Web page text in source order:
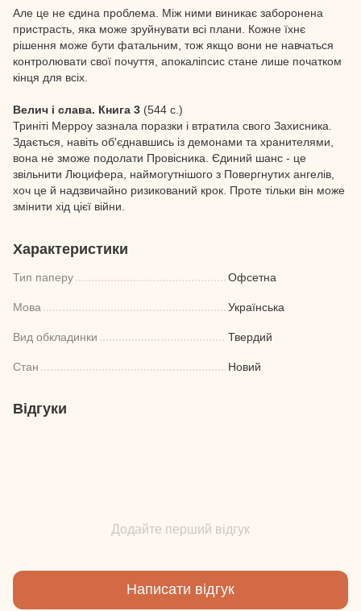
Але це не єдина проблема. Між ними виникає заборонена
пристрасть, яка може зруйнувати всі плани. Кожне їхнє
рішення може бути фатальним, тож якщо вони не навчаться
контролювати свої почуття, апокаліпсис стане лише початком
кінця для всіх.
Велич і слава. Книга 3 (544 с.)
Триніті Мерроу зазнала поразки і втратила свого Захисника.
Здається, навіть об'єднавшись із демонами та хранителями,
вона не зможе подолати Провісника. Єдиний шанс - це
звільнити Люцифера, наймогутнішого з Повергнутих ангелів,
хоч це й надзвичайно ризикований крок. Проте тільки він може
змінити хід цієї війни.
Характеристики
Тип паперу Офсетна
Мова Українська
Вид обкладинки Твердий
Стан Новий
Відгуки
Додайте перший відгук
Написати відгук